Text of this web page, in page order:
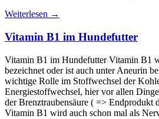
Weiterlesen →
Vitamin B1 im Hundefutter
Vitamin B1 im Hundefutter Vitamin B1
bezeichnet oder ist auch unter Aneurin
wichtige Rolle im Stoffwechsel der
Energiestoffwechsel, hier vor allen
der Brenztraubensäure ( => Endprodukt
Vitamin B1 wird auch schon mal als